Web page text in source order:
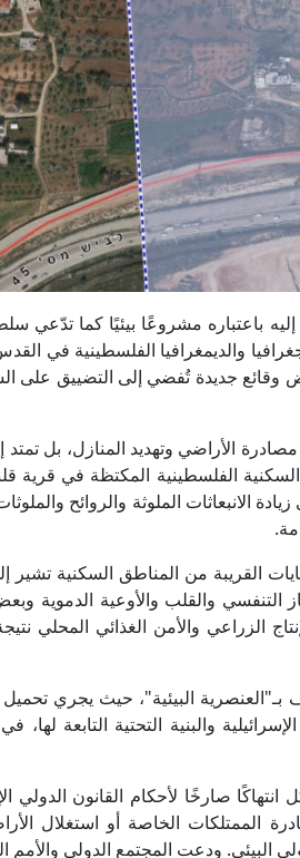
باعتباره مشروعًا بيئيًا كما تدّعي
والديمغرافيا الفلسطينية في
وقائع جديدة تُفضي إلى التضييق على
الأراضي وتهديد المنازل، بل تمتد
الفلسطينية المكتظة في قرية
الانبعاثات الملوثة والروائح
القريبة من المناطق السكنية
التنفسي والقلب والأوعية الدموية
الزراعي والأمن الغذائي المحلي
البيئية"، حيث يجري تحميل
والبنية التحتية التابعة لها، في
صارخًا لأحكام القانون
الممتلكات الخاصة أو استغلال
البيئي. ودعت المجتمع الدولي